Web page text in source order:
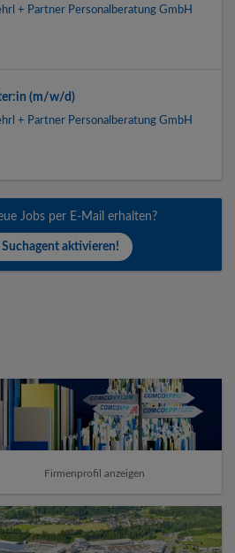
+ Partner Personalberatung GmbH
(m/w/d)
+ Partner Personalberatung GmbH
Jobs per E-Mail erhalten?
Suchagent aktivieren!
Firmenprofil anzeigen